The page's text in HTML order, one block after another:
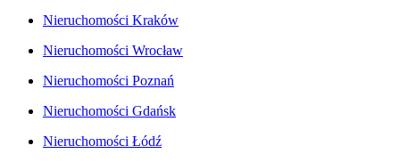
Nieruchomości Kraków
Nieruchomości Wrocław
Nieruchomości Poznań
Nieruchomości Gdańsk
Nieruchomości Łódź